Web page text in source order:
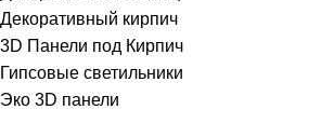
Декоративный кирпич
3D Панели под Кирпич
Гипсовые светильники
Эко 3D панели